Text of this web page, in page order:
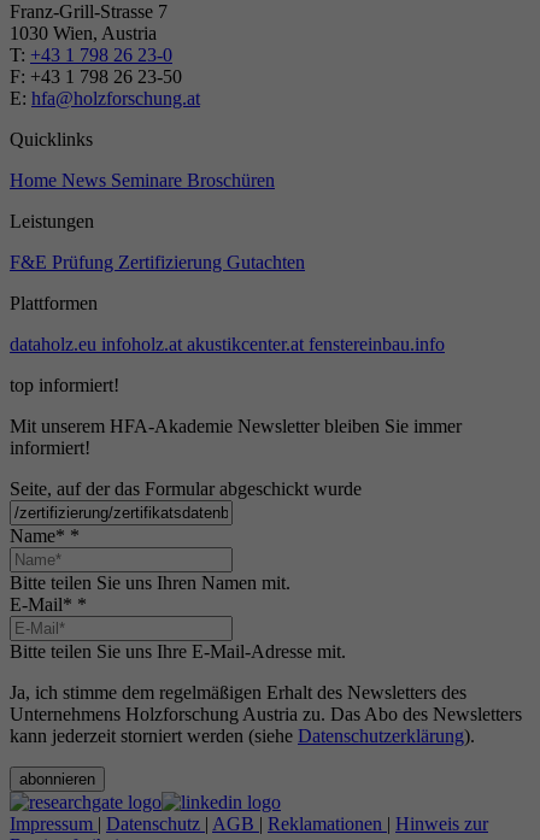
Franz-Grill-Strasse 7
1030 Wien, Austria
T: +43 1 798 26 23-0
​​F: +43 1 798 26 23-50
E: hfa@holzforschung.at
Quicklinks
Home News Seminare Broschüren
Leistungen
F&E Prüfung Zertifizierung Gutachten
Plattformen
dataholz.eu infoholz.at akustikcenter.at fenstereinbau.info
top informiert!
Mit unserem HFA-Akademie Newsletter bleiben Sie immer
informiert!
Seite, auf der das Formular abgeschickt wurde
Name* *
Bitte teilen Sie uns Ihren Namen mit.
E-Mail* *
Bitte teilen Sie uns Ihre E-Mail-Adresse mit.
Ja, ich stimme dem regelmäßigen Erhalt des Newsletters des
Unternehmens Holzforschung Austria zu. Das Abo des Newsletters
kann jederzeit storniert werden (siehe Datenschutzerklärung).
abonnieren
Impressum | Datenschutz | AGB | Reklamationen | Hinweis zur